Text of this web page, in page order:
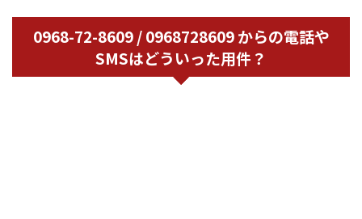
0968-72-8609 / 0968728609 からの電話や
SMSはどういった用件？